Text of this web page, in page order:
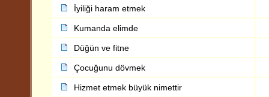
İyiliği haram etmek
Kumanda elimde
Düğün ve fitne
Çocuğunu dövmek
Hizmet etmek büyük nimettir